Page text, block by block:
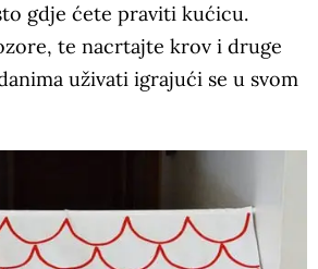
gdje ćete praviti kućicu.
te nacrtajte krov i druge
uživati igrajući se u svom